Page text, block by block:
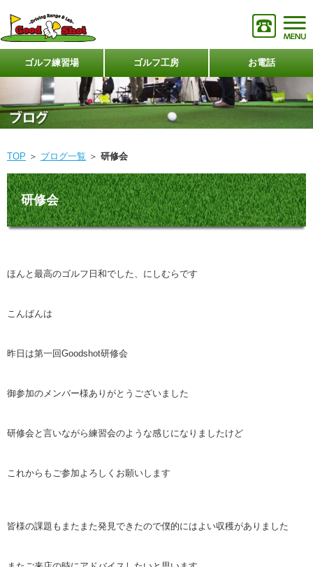
ゴルフ練習場 ゴルフ工房 お電話
TOP ＞ ブログ一覧 ＞ 研修会
研修会
ほんと最高のゴルフ日和でした、にしむらです
こんばんは
昨日は第一回Goodshot研修会
御参加のメンバー様ありがとうございました
研修会と言いながら練習会のような感じになりましたけど
これからもご参加よろしくお願いします
皆様の課題もまたまた発見できたので僕的にはよい収穫がありました